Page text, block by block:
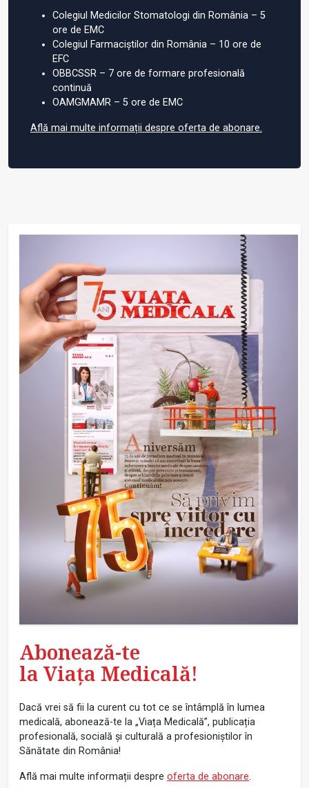
Colegiul Medicilor Stomatologi din România – 5
ore de EMC
Colegiul Farmaciștilor din România – 10 ore de
EFC
OBBCSSR – 7 ore de formare profesională
continuă
OAMGMAMR – 5 ore de EMC
Află mai multe informații despre oferta de abonare.
Abonează-te
la Viața Medicală!
Dacă vrei să fii la curent cu tot ce se întâmplă în lumea
medicală, abonează-te la „Viața Medicală”, publicația
profesională, socială și culturală a profesioniștilor în
Sănătate din România!
Află mai multe informații despre oferta de abonare.